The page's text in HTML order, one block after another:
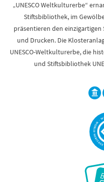
„UNESCO Weltkulturerbe“
Stiftsbibliothek, im
präsentieren den
und Drucken. Die
UNESCO-Weltkulturerbe, die
und Stiftsbibliothek